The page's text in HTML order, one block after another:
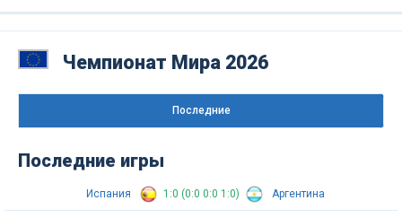
Чемпионат Мира 2026
Последниe
Последние игры
Испания 1:0 (0:0 0:0 1:0) Аргентина